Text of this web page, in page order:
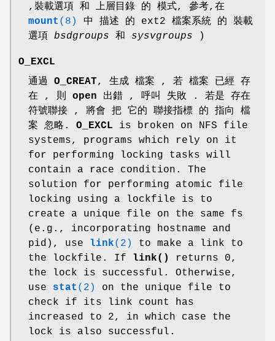
,裝載選項 和 上層目錄 的 模式, 參考,在
mount (8)
中 描述 的 ext2 檔案系統 的 裝載
選項 bsdgroups 和 sysvgroups )
O_EXCL
通過 O_CREAT, 生成 檔案 , 若 檔案 已經 存
在 , 則 open 出錯 , 呼叫 失敗 . 若是 存在
符號聯接 , 將會 把 它的 聯接指標 的 指向 檔
案 忽略. O_EXCL is broken on NFS file
systems, programs which rely on it
for performing locking tasks will
contain a race condition. The
solution for performing atomic file
locking using a lockfile is to
create a unique file on the same fs
(e.g., incorporating hostname and
pid), use link(2)
to make a link to
the lockfile. If link()
returns 0,
the lock is successful. Otherwise,
use stat (2)
on the unique file to
check if its link count has
increased to 2, in which case the
lock is also successful.